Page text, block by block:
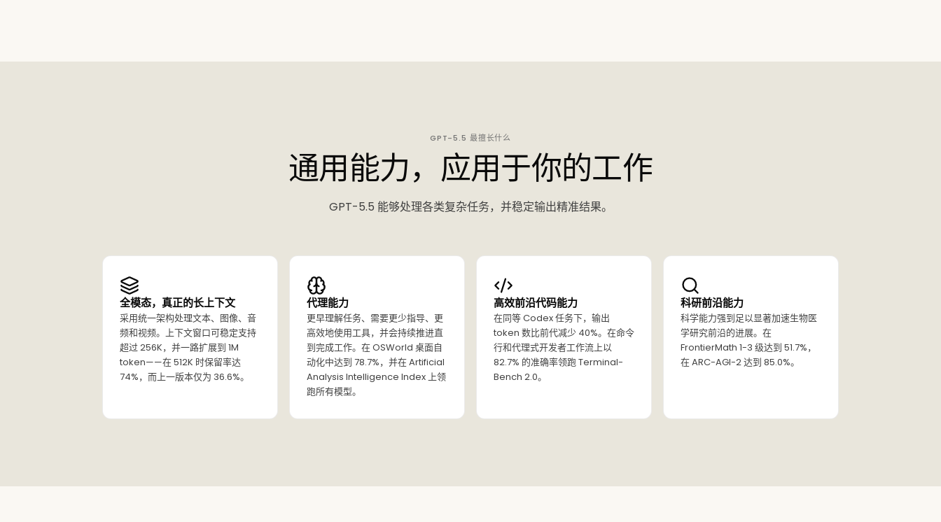
GPT-5.5 最擅长什么
通用能力，应用于你的工作
GPT-5.5 能够处理各类复杂任务，并稳定输出精准结果。
全模态，真正的长上下文
采用统一架构处理文本、图像、音
频和视频。上下文窗口可稳定支持
超过 256K，并一路扩展到 1M
token——在 512K 时保留率达
74%，而上一版本仅为 36.6%。
代理能力
更早理解任务、需要更少指导、更
高效地使用工具，并会持续推进直
到完成工作。在 OSWorld 桌面自
动化中达到 78.7%，并在 Artificial
Analysis Intelligence Index 上领
跑所有模型。
高效前沿代码能力
在同等 Codex 任务下，输出
token 数比前代减少 40%。在命令
行和代理式开发者工作流上以
82.7% 的准确率领跑 Terminal-
Bench 2.0。
科研前沿能力
科学能力强到足以显著加速生物医
学研究前沿的进展。在
FrontierMath 1-3 级达到 51.7%，
在 ARC-AGI-2 达到 85.0%。